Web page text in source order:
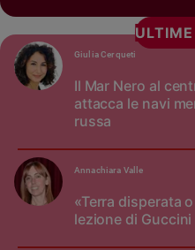
Il Mar Nero al
attacca le navi
russa
Giulia Cerqueti
«Terra disperata
lezione di Guccini
Annachiara Valle